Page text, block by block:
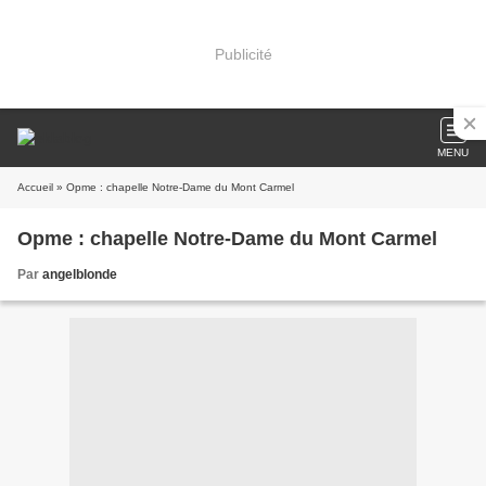
Publicité
MENU
Accueil » Opme : chapelle Notre-Dame du Mont Carmel
Opme : chapelle Notre-Dame du Mont Carmel
Par angelblonde